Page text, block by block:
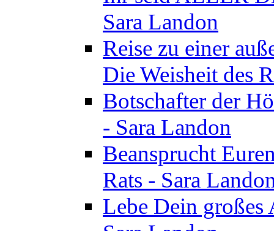
Sara Landon
Reise zu einer
Die Weisheit des
Botschafter der
- Sara Landon
Beansprucht
Rats - Sara
Lebe Dein großes